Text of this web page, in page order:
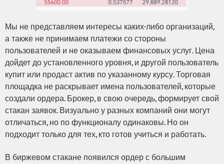
Мы не представляем интересы каких-либо организаций,
а также не принимаем платежи со стороны
пользователей и не оказываем финансовых услуг. Цена
дойдет до установленного уровня, и другой пользователь
купит или продаст актив по указанному курсу. Торговая
площадка не раскрывает имена пользователей, которые
создали ордера. Брокер, в свою очередь, формирует свой
стакан заявок. Визуально у разных компаний они могут
отличаться, но по функционалу одинаковы. Но он
подходит только для тех, кто готов учиться и работать.
В биржевом стакане появился ордер с большим